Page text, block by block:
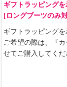
ギフトラッピングを
[ロングブーツのみ
ギフトラッピングを
ご希望の際は、『
せてご購入してくだ